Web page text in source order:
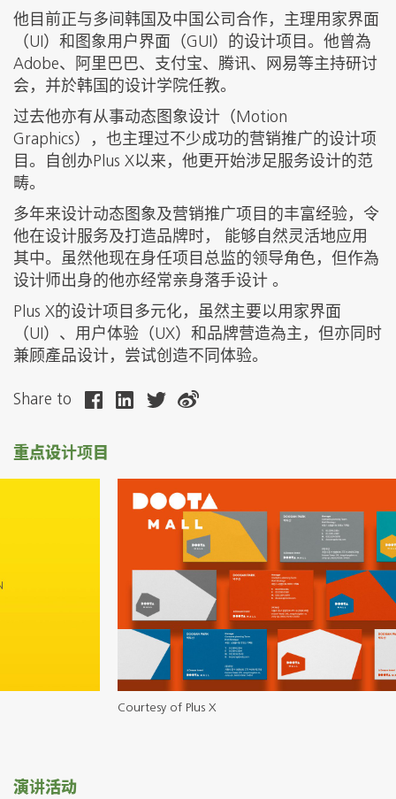
他目前正与多间韩国及中国公司合作，主理用家界面
（UI）和图象用户界面（GUI）的设计项目。他曾為
Adobe、阿里巴巴、支付宝、腾讯、网易等主持研讨
会，并於韩国的设计学院任教。
过去他亦有从事动态图象设计（Motion
Graphics），也主理过不少成功的营销推广的设计项
目。自创办Plus X以来，他更开始涉足服务设计的范
畴。
多年来设计动态图象及营销推广项目的丰富经验，令
他在设计服务及打造品牌时， 能够自然灵活地应用
其中。虽然他现在身任项目总监的领导角色，但作為
设计师出身的他亦经常亲身落手设计 。
Plus X的设计项目多元化，虽然主要以用家界面
（UI）、用户体验（UX）和品牌营造為主，但亦同时
兼顾產品设计，尝试创造不同体验。
Share to
重点设计项目
Courtesy of Plus X
演讲活动